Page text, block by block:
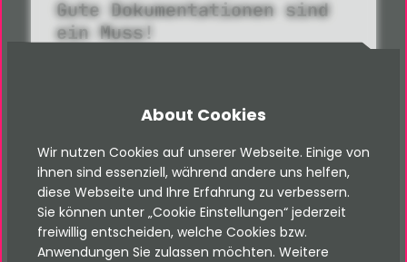
Gute Dokumentationen sind
ein Muss!
Documentations
About Cookies
Wir nutzen Cookies auf unserer Webseite. Einige von
ihnen sind essenziell, während andere uns helfen,
diese Webseite und Ihre Erfahrung zu verbessern.
Sie können unter „Cookie Einstellungen“ jederzeit
freiwillig entscheiden, welche Cookies bzw.
Anwendungen Sie zulassen möchten. Weitere